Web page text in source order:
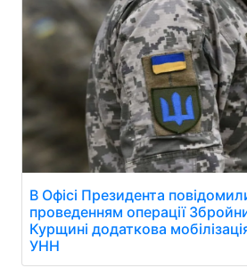
В Офісі Президента
проведенням операції
Курщині додаткова
УНН